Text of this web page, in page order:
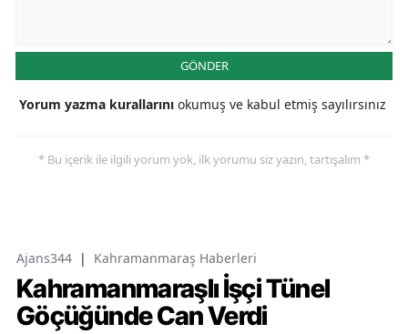
GÖNDER
Yorum yazma kurallarını okumuş ve kabul etmiş sayılırsınız
* Bu içerik ile ilgili yorum yok, ilk yorumu siz yazın, tartışalım *
Ajans344 | Kahramanmaraş Haberleri
Kahramanmaraşlı İşçi Tünel
Göçüğünde Can Verdi